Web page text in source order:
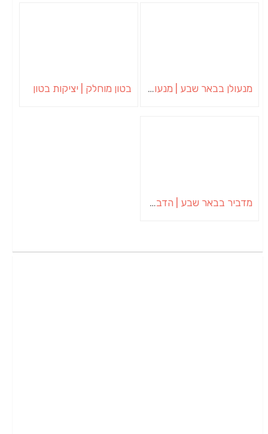
מנעולן בבאר שבע | מנעולן באופקים | ויטלי המנעולן בטון מוחלק | יציקות בטון
מדביר בבאר שבע | הדברה בבאר שבע | יוגב הדברות